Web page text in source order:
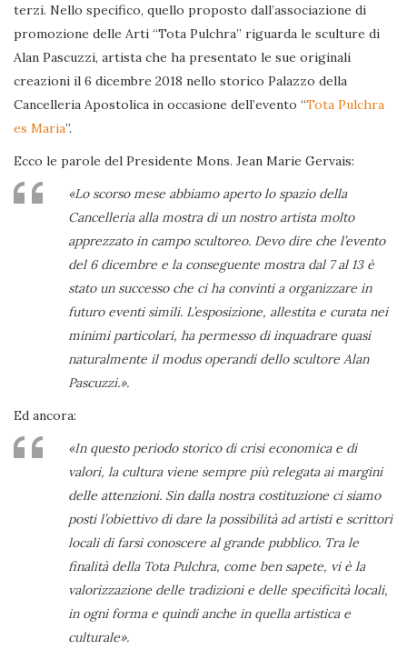
terzi. Nello specifico, quello proposto dall’associazione di
promozione delle Arti “Tota Pulchra” riguarda le sculture di
Alan Pascuzzi, artista che ha presentato le sue originali
creazioni il 6 dicembre 2018 nello storico Palazzo della
Cancelleria Apostolica in occasione dell’evento “Tota Pulchra
es Maria”.
Ecco le parole del Presidente Mons. Jean Marie Gervais:
«Lo scorso mese abbiamo aperto lo spazio della
Cancelleria alla mostra di un nostro artista molto
apprezzato in campo scultoreo. Devo dire che l’evento
del 6 dicembre e la conseguente mostra dal 7 al 13 è
stato un successo che ci ha convinti a organizzare in
futuro eventi simili. L’esposizione, allestita e curata nei
minimi particolari, ha permesso di inquadrare quasi
naturalmente il modus operandi dello scultore Alan
Pascuzzi.».
Ed ancora:
«In questo periodo storico di crisi economica e di
valori, la cultura viene sempre più relegata ai margini
delle attenzioni. Sin dalla nostra costituzione ci siamo
posti l’obiettivo di dare la possibilità ad artisti e scrittori
locali di farsi conoscere al grande pubblico. Tra le
finalità della Tota Pulchra, come ben sapete, vi è la
valorizzazione delle tradizioni e delle specificità locali,
in ogni forma e quindi anche in quella artistica e
culturale».